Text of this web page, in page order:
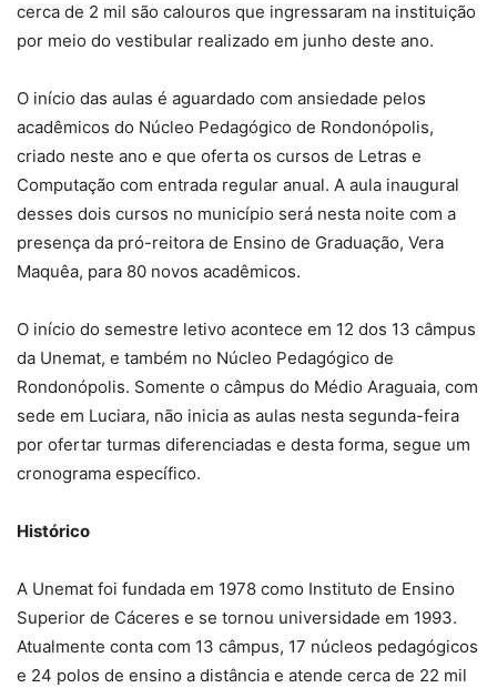
cerca de 2 mil são calouros que ingressaram na instituição
por meio do vestibular realizado em junho deste ano.
O início das aulas é aguardado com ansiedade pelos
acadêmicos do Núcleo Pedagógico de Rondonópolis,
criado neste ano e que oferta os cursos de Letras e
Computação com entrada regular anual. A aula inaugural
desses dois cursos no município será nesta noite com a
presença da pró-reitora de Ensino de Graduação, Vera
Maquêa, para 80 novos acadêmicos.
O início do semestre letivo acontece em 12 dos 13 câmpus
da Unemat, e também no Núcleo Pedagógico de
Rondonópolis. Somente o câmpus do Médio Araguaia, com
sede em Luciara, não inicia as aulas nesta segunda-feira
por ofertar turmas diferenciadas e desta forma, segue um
cronograma específico.
Histórico
A Unemat foi fundada em 1978 como Instituto de Ensino
Superior de Cáceres e se tornou universidade em 1993.
Atualmente conta com 13 câmpus, 17 núcleos pedagógicos
e 24 polos de ensino a distância e atende cerca de 22 mil